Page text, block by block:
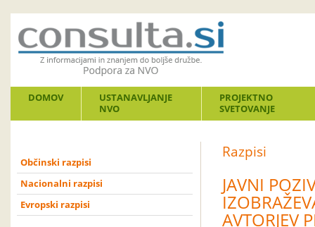
DOMOV
USTANAVLJANJE
NVO
PROJEKTNO
SVETOVANJE
Občinski razpisi
Nacionalni razpisi
Evropski razpisi
Razpisi
JAVNI
AVTORJEV